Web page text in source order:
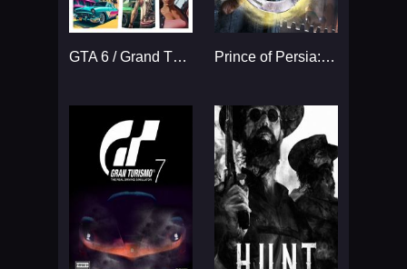
GTA 6 / Grand Theft Auto VI Prince of Persia: The Sands